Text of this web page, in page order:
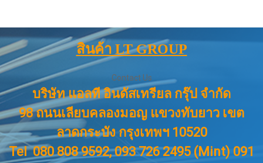
สินค้า LT GROUP
Contact Us
บริษัท แอลที อินดัสเทรียล กรุ๊ป จำกัด
98 ถนนเลียบคลองมอญ แขวงทับยาว เขต
ลาดกระบัง กรุงเทพฯ 10520
Tel 080 808 9592, 093 726 2495 (Mint) 091